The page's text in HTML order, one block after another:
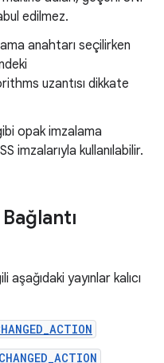
edilmez.
anahtarı seçilirken
uzantısı dikkate
opak imzalama
imzalarıyla kullanılabilir.
aşağıdaki yayınlar kalıcı